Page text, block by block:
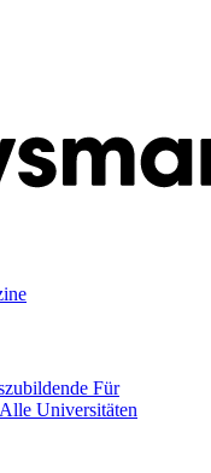
Für
Alle Universitäten